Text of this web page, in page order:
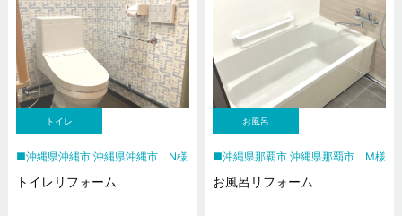
トイレ
沖縄県沖縄市 沖縄県沖縄市 N様
トイレリフォーム
お風呂
沖縄県那覇市 沖縄県那覇市 M様
お風呂リフォーム